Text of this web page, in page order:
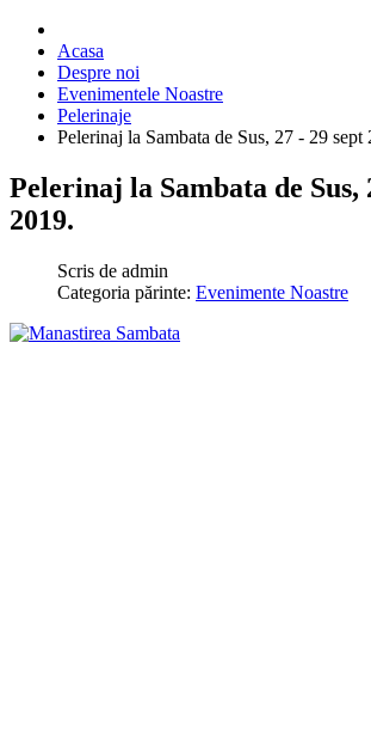
Acasa
Despre noi
Evenimentele Noastre
Pelerinaje
Pelerinaj la Sambata de Sus, 27 - 29 sept
Pelerinaj la Sambata de Sus,
2019.
Scris de admin
Categoria părinte: Evenimente Noastre